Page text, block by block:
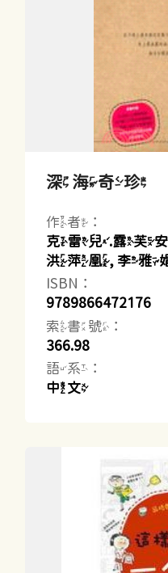
深海奇珍
作者：
克雷兒.露芙安
洪萍凰, 李雅
ISBN：
9789866472176
索書號：
366.98
語系：
中文